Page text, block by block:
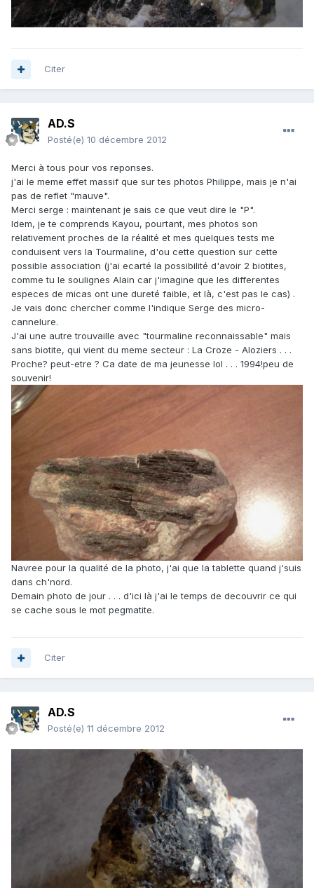
Citer
AD.S
Posté(e) 10 décembre 2012
Merci à tous pour vos reponses.
j'ai le meme effet massif que sur tes photos Philippe, mais je n'ai
pas de reflet "mauve".
Merci serge : maintenant je sais ce que veut dire le "P".
Idem, je te comprends Kayou, pourtant, mes photos son
relativement proches de la réalité et mes quelques tests me
conduisent vers la Tourmaline, d'ou cette question sur cette
possible association (j'ai ecarté la possibilité d'avoir 2 biotites,
comme tu le soulignes Alain car j'imagine que les differentes
especes de micas ont une dureté faible, et là, c'est pas le cas) .
Je vais donc chercher comme l'indique Serge des micro-
cannelure.
J'ai une autre trouvaille avec "tourmaline reconnaissable" mais
sans biotite, qui vient du meme secteur : La Croze - Aloziers . . .
Proche? peut-etre ? Ca date de ma jeunesse lol . . . 1994!peu de
souvenir!
Navree pour la qualité de la photo, j'ai que la tablette quand j'suis
dans ch'nord.
Demain photo de jour . . . d'ici là j'ai le temps de decouvrir ce qui
se cache sous le mot pegmatite.
Citer
AD.S
Posté(e) 11 décembre 2012